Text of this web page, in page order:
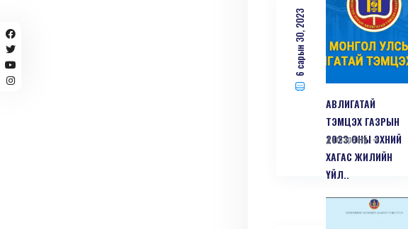
6 сарын 30, 2023
АВЛИГАТАЙ
ТЭМЦЭХ ГАЗРЫН
2023 ОНЫ ЭХНИЙ
ХАГАС ЖИЛИЙН
ҮЙЛ..
дэлгэрэнгүй